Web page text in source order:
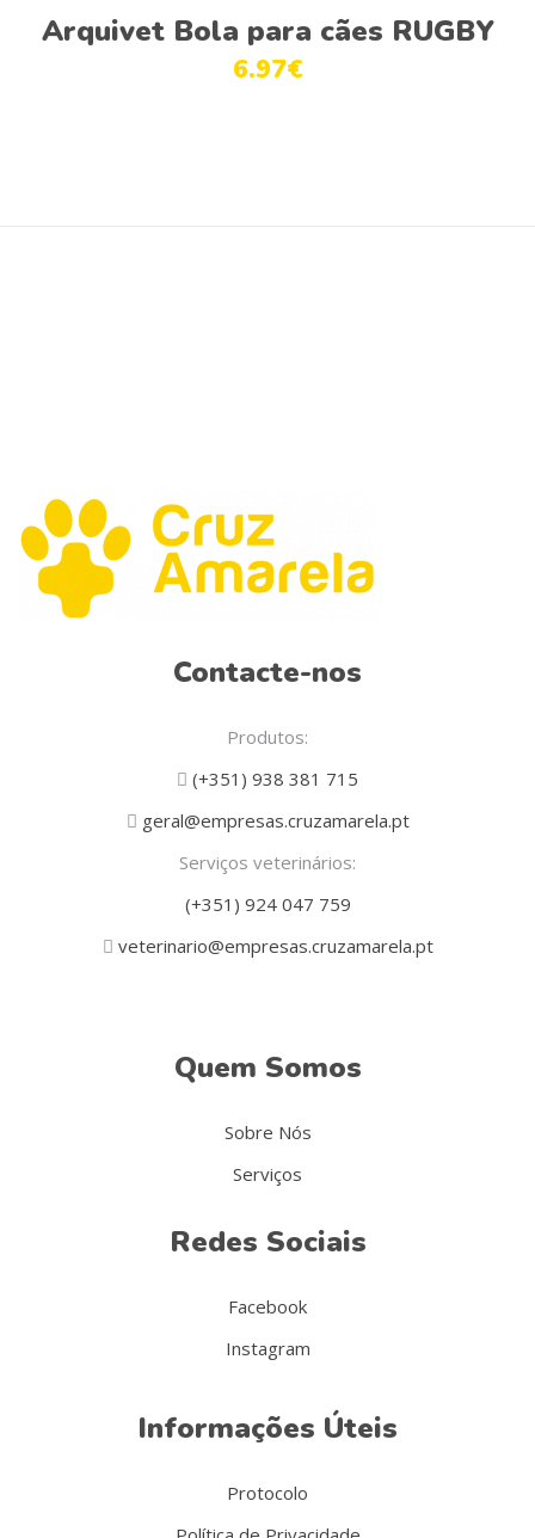
Adicionar
Arquivet Bola para cães RUGBY
6.97€
Contacte-nos
Produtos:
(+351) 938 381 715
geral@empresas.cruzamarela.pt
Serviços veterinários:
(+351) 924 047 759
veterinario@empresas.cruzamarela.pt
Quem Somos
Sobre Nós
Serviços
Redes Sociais
Facebook
Instagram
Informações Úteis
Protocolo